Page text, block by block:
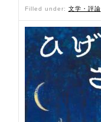
Filled under: 文学・評論